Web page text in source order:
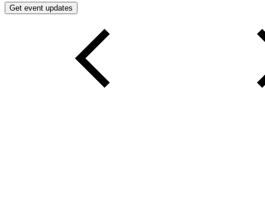
Get event updates